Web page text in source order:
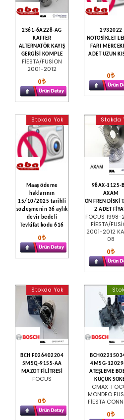
2S61-6A228-AG
KAFFER
ALTERNATÖR KAYIŞ
GERGİSİ KOMPLE
FİESTA/FUSİON
2001-2012
0
2932022
NOTOSİKLET
FARI
ADET UZUN
0
Stokda Yok
Maaş ödeme
haklarının
15/10/2025 tarihli
sözleşmenin 36 aylık
devir bedeli
Tevkifat kodu 616
0
Stokda
98AX-1125-
AXAM
ÖN FREN DİSKİ
2 ADET
FOCUS
FİESTA/
2001-2012
08
0
Stokda Yok
BCH F026402204
5M5Q-9155-AA
MAZOT FİLİTRESİ
FOCUS
0
4M5G-
ATEŞLEME
KÜÇÜK
CMAX-
MONDEO
FİESTA
0